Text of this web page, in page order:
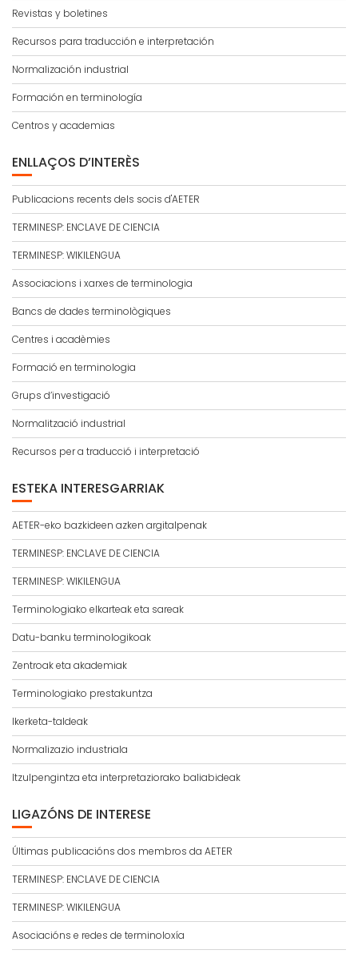
Revistas y boletines
Recursos para traducción e interpretación
Normalización industrial
Formación en terminología
Centros y academias
ENLLAÇOS D’INTERÈS
Publicacions recents dels socis d'AETER
TERMINESP: ENCLAVE DE CIENCIA
TERMINESP: WIKILENGUA
Associacions i xarxes de terminologia
Bancs de dades terminològiques
Centres i acadèmies
Formació en terminologia
Grups d’investigació
Normalització industrial
Recursos per a traducció i interpretació
ESTEKA INTERESGARRIAK
AETER-eko bazkideen azken argitalpenak
TERMINESP: ENCLAVE DE CIENCIA
TERMINESP: WIKILENGUA
Terminologiako elkarteak eta sareak
Datu-banku terminologikoak
Zentroak eta akademiak
Terminologiako prestakuntza
Ikerketa-taldeak
Normalizazio industriala
Itzulpengintza eta interpretaziorako baliabideak
LIGAZÓNS DE INTERESE
Últimas publicacións dos membros da AETER
TERMINESP: ENCLAVE DE CIENCIA
TERMINESP: WIKILENGUA
Asociacións e redes de terminoloxía